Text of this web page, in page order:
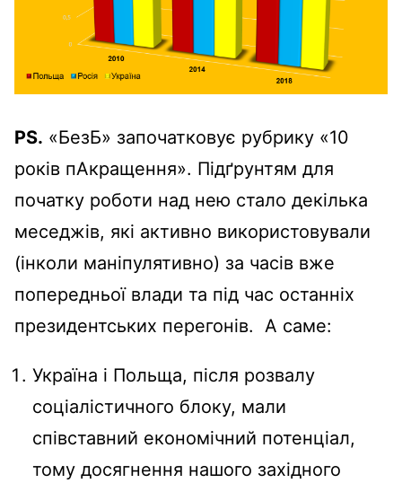
PS. «БезБ» започатковує рубрику «10
років пАкращення». Підґрунтям для
початку роботи над нею стало декілька
меседжів, які активно використовували
(інколи маніпулятивно) за часів вже
попередньої влади та під час останніх
президентських перегонів. А саме:
Україна і Польща, після розвалу
соціалістичного блоку, мали
співставний економічний потенціал,
тому досягнення нашого західного